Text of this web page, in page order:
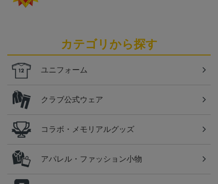
カテゴリから探す
ユニフォーム
クラブ公式ウェア
コラボ・メモリアルグッズ
アパレル・ファッション小物